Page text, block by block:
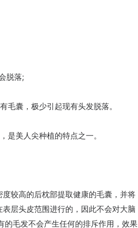
脱落;
囊，极少引起现有头发脱落。
美人尖种植的特点之一。
较高的后枕部提取健康的毛囊，并将
层头皮范围进行的，因此不会对大脑
的毛发不会产生任何的排斥作用，效果